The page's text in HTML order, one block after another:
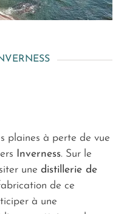
plaines à perte de vue
Inverness. Sur le
une distillerie de
de ce
à une